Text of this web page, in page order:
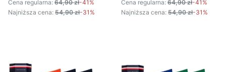
Cena regularna: 64,90 zł-41%
Najniższa cena: 54,90 zł-31%
Cena regularna: 64,90 zł-41%
Najniższa cena: 54,90 zł-31%